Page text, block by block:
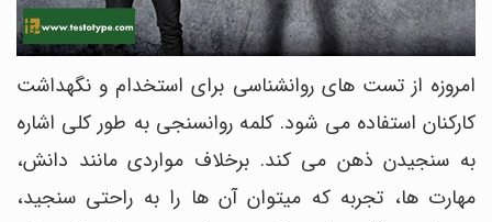
امروزه از تست های روانشناسی برای استخدام و نگهداشت
کارکنان استفاده می شود. کلمه روانسنجی به طور کلی اشاره
به سنجیدن ذهن می کند. برخلاف مواردی مانند دانش،
مهارت ها، تجربه که میتوان آن ها را به راحتی سنجید،